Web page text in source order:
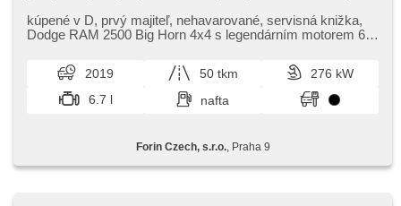
asistent rozjazdu do kopca (HSA), ukazovateľ rýchlostného
limitu (SLIF), stráženie mŕtveho uhla, sledovanie únavy
posilňovač riadenia, dvojzónová klimatizácia, aut.
klimatizácia, tempomat udrž. vzdial. od vozidel vpredu,
tempomat, LED adaptívne svetlomety, denné svietenie, LED
denné svietenie, hliníkové kolesá, palubný počítač,
(RCTA), parkovacie senzory predné, parkovacie senzory
zadné, 360° monitorovací systém (AVM), parkovací
kúpené v D,​ prvý majiteľ,​ nehavarované,​ servisná knižka,​
Dodge RAM 2500 Big Horn 4x4 s legendárním motorem 6.7
2019 50 tkm
276 kW
6.7 l
nafta
Forin Czech, s.r.o., Praha 9